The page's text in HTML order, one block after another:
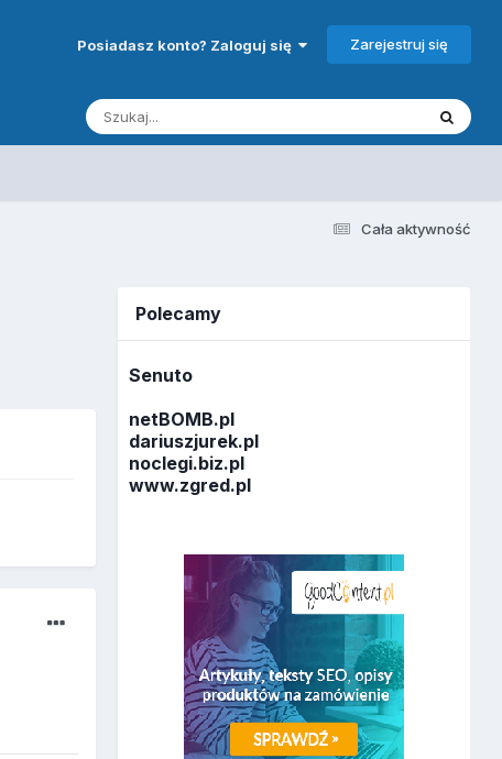
Posiadasz konto? Zaloguj się Zarejestruj się
Cała aktywność
Polecamy
Senuto
netBOMB.pl
dariuszjurek.pl
noclegi.biz.pl
www.zgred.pl